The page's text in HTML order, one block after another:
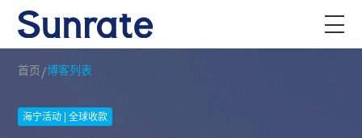
首页/博客列表
海宁活动 | 全球收款